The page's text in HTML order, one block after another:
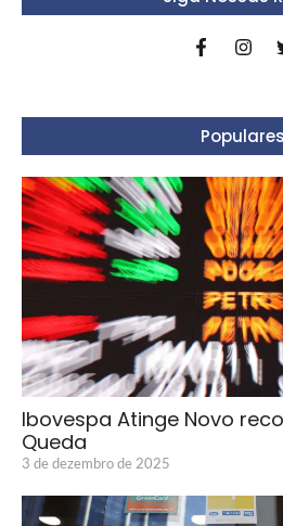
Populares
Ibovespa Atinge Novo
Queda
3 de dezembro de 2025